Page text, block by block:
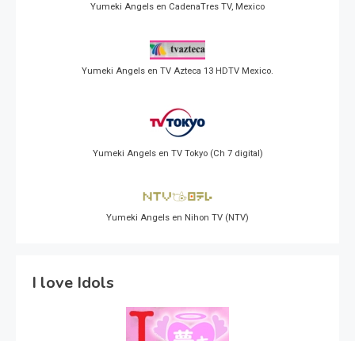
Yumeki Angels en CadenaTres TV, Mexico
Yumeki Angels en TV Azteca 13 HDTV Mexico.
Yumeki Angels en TV Tokyo (Ch 7 digital)
Yumeki Angels en Nihon TV (NTV)
I love Idols